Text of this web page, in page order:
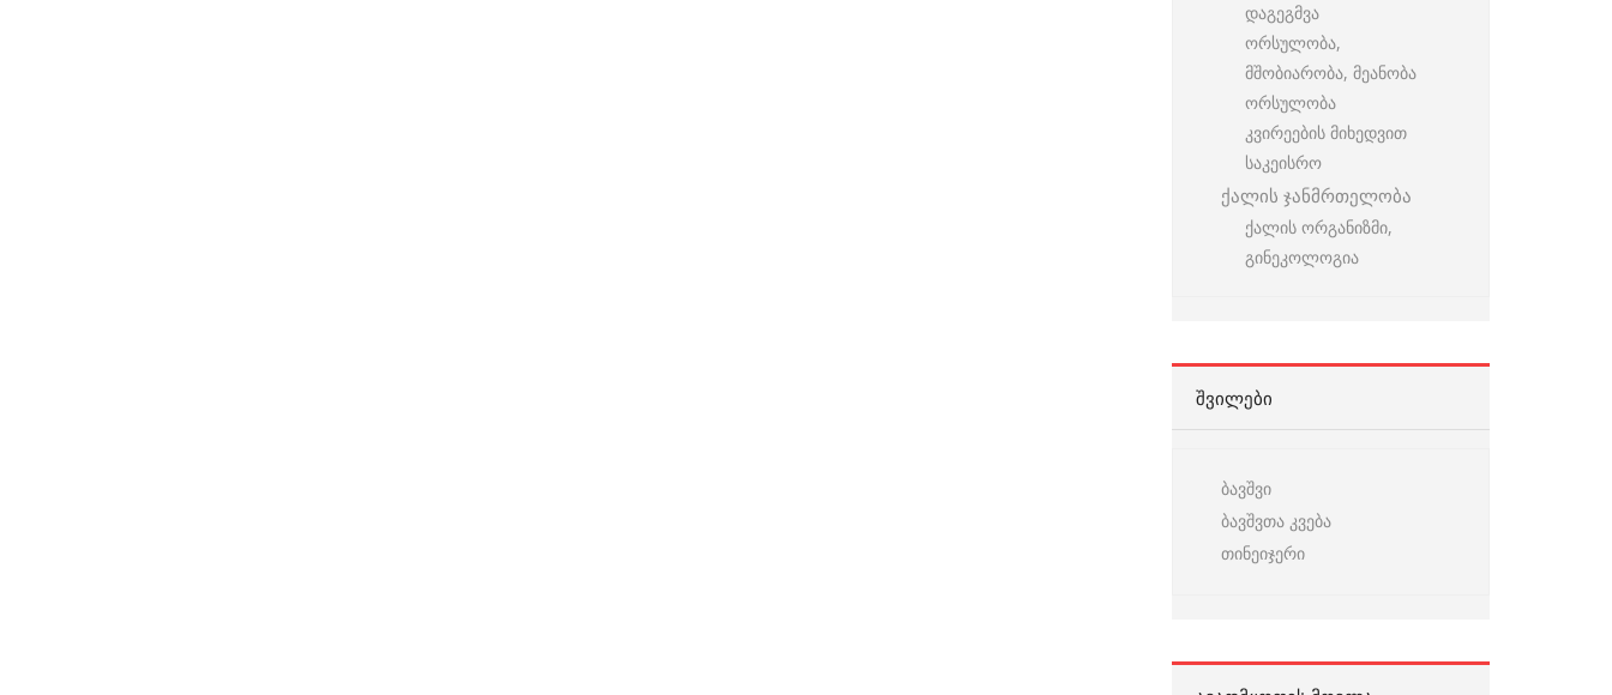
დაგეგმვა
ორსულობა,
მშობიარობა, მეანობა
ორსულობა
კვირეების მიხედვით
საკეისრო
ქალის ჯანმრთელობა
ქალის ორგანიზმი,
გინეკოლოგია
ᲨᲕᲘᲚᲔᲑᲘ
ბავშვი
ბავშვთა კვება
თინეიჯერი